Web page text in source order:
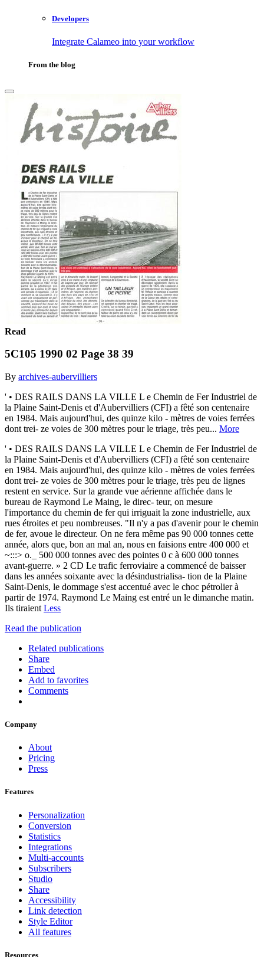
Developers
Integrate Calameo into your workflow
From the blog
Read
5C105 1990 02 Page 38 39
By archives-aubervilliers
' • DES RAILS DANS LA VILLE L e Chemin de Fer Industriel de
la Plaine Saint-Denis et d'Aubervilliers (CFI) a fêté son centenaire
en 1984. Mais aujourd'hui, des quinze kilo - mètres de voies ferrées
dont trei- ze voies de 300 mètres pour le triage, très peu... More
' • DES RAILS DANS LA VILLE L e Chemin de Fer Industriel de
la Plaine Saint-Denis et d'Aubervilliers (CFI) a fêté son centenaire
en 1984. Mais aujourd'hui, des quinze kilo - mètres de voies ferrées
dont trei- ze voies de 300 mètres pour le triage, très peu de lignes
restent en service. Sur la grande vue aérienne affichée dans le
bureau de Raymond Le Maing, le direc- teur, on mesure
l'importance du chemin de fer qui irriguait la zone industrielle, aux
rues étroites et peu nombreuses. "Il n'y a pas d'avenir pour le chemin
de fer, avoue le directeur. On ne fera même pas 90 000 tonnes cette
année, alors que, bon an mal an, nous en faisions entre 400 000 et
~:::> o._ 500 000 tonnes avec des pointes 0 c à 600 000 tonnes
avant-guerre. » 2 CD Le trafic ferroviaire a commencé de baisser
dans les années soixante avec la désindustrialisa- tion de la Plaine
Saint-Denis, le dommage s'est accentué avec le choc pétrolier à
partir de 1974. Raymond Le Maing est entré un le dimanche matin.
Ils tiraient Less
Read the publication
Related publications
Share
Embed
Add to favorites
Comments
Company
About
Pricing
Press
Features
Personalization
Conversion
Statistics
Integrations
Multi-accounts
Subscribers
Studio
Share
Accessibility
Link detection
Style Editor
All features
Resources